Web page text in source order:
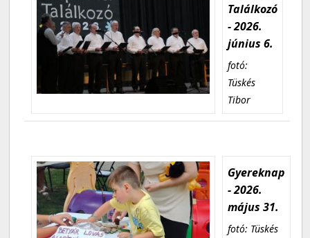
Találkozó
- 2026.
június 6.
fotó:
Tüskés
Tibor
Gyereknap
- 2026.
május 31.
fotó: Tüskés